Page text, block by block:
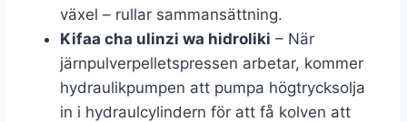
växel – rullar sammansättning.
Kifaa cha ulinzi wa hidroliki – När
järnpulverpelletspressen arbetar, kommer
hydraulikpumpen att pumpa högtrycksolja
in i hydraulcylindern för att få kolven att